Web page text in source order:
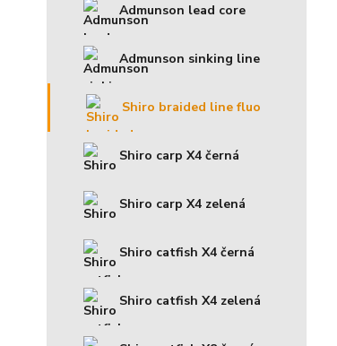
Admunson lead core
Admunson sinking line
Shiro braided line fluo
Shiro carp X4 černá
Shiro carp X4 zelená
Shiro catfish X4 černá
Shiro catfish X4 zelená